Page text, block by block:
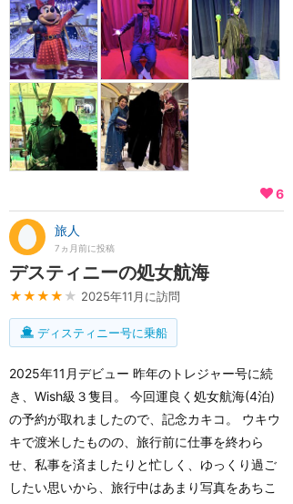
6
旅人
7ヵ月前に投稿
デスティニーの処女航海
★★★★ ★ 2025年11月に訪問
ディスティニー号に乗船
2025年11月デビュー 昨年のトレジャー号に続
き、Wish級３隻目。 今回運良く処女航海(4泊)
の予約が取れましたので、記念カキコ。 ウキウ
キで渡米したものの、旅行前に仕事を終わら
せ、私事を済ましたりと忙しく、ゆっくり過ご
したい思いから、旅行中はあまり写真をあちこ